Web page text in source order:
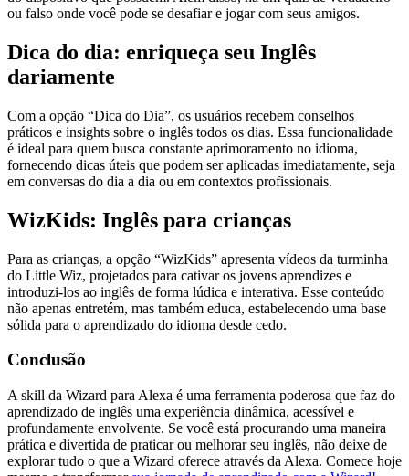
ou falso onde você pode se desafiar e jogar com seus amigos.
Dica do dia: enriqueça seu Inglês
dariamente
Com a opção “Dica do Dia”, os usuários recebem conselhos
práticos e insights sobre o inglês todos os dias. Essa funcionalidade
é ideal para quem busca constante aprimoramento no idioma,
fornecendo dicas úteis que podem ser aplicadas imediatamente, seja
em conversas do dia a dia ou em contextos profissionais.
WizKids: Inglês para crianças
Para as crianças, a opção “WizKids” apresenta vídeos da turminha
do Little Wiz, projetados para cativar os jovens aprendizes e
introduzi-los ao inglês de forma lúdica e interativa. Esse conteúdo
não apenas entretém, mas também educa, estabelecendo uma base
sólida para o aprendizado do idioma desde cedo.
Conclusão
A skill da Wizard para Alexa é uma ferramenta poderosa que faz do
aprendizado de inglês uma experiência dinâmica, acessível e
profundamente envolvente. Se você está procurando uma maneira
prática e divertida de praticar ou melhorar seu inglês, não deixe de
explorar tudo o que a Wizard oferece através da Alexa. Comece hoje